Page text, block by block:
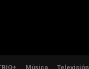
Música Televisión